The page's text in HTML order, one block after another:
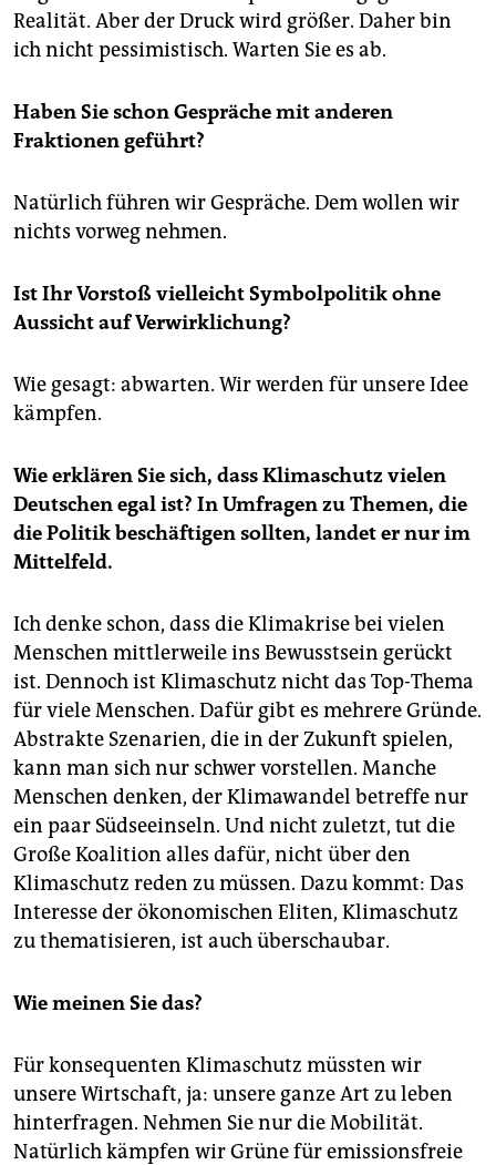
Realität. Aber der Druck wird größer. Daher bin
ich nicht pessimistisch. Warten Sie es ab.
Haben Sie schon Gespräche mit anderen
Fraktionen geführt?
Natürlich führen wir Gespräche. Dem wollen wir
nichts vorweg nehmen.
Ist Ihr Vorstoß vielleicht Symbolpolitik ohne
Aussicht auf Verwirklichung?
Wie gesagt: abwarten. Wir werden für unsere Idee
kämpfen.
Wie erklären Sie sich, dass Klimaschutz vielen
Deutschen egal ist? In Umfragen zu Themen, die
die Politik beschäftigen sollten, landet er nur im
Mittelfeld.
Ich denke schon, dass die Klimakrise bei vielen
Menschen mittlerweile ins Bewusstsein gerückt
ist. Dennoch ist Klimaschutz nicht das Top-Thema
für viele Menschen. Dafür gibt es mehrere Gründe.
Abstrakte Szenarien, die in der Zukunft spielen,
kann man sich nur schwer vorstellen. Manche
Menschen denken, der Klimawandel betreffe nur
ein paar Südseeinseln. Und nicht zuletzt, tut die
Große Koalition alles dafür, nicht über den
Klimaschutz reden zu müssen. Dazu kommt: Das
Interesse der ökonomischen Eliten, Klimaschutz
zu thematisieren, ist auch überschaubar.
Wie meinen Sie das?
Für konsequenten Klimaschutz müssten wir
unsere Wirtschaft, ja: unsere ganze Art zu leben
hinterfragen. Nehmen Sie nur die Mobilität.
Natürlich kämpfen wir Grüne für emissionsfreie